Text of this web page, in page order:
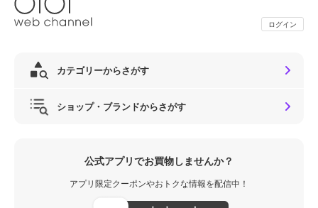
ログイン
カテゴリーからさがす
ショップ・ブランドからさがす
公式アプリでお買物しませんか？
アプリ限定クーポンやおトクな情報を配信中！